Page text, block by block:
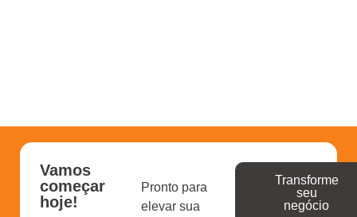
Vamos
começar
hoje!
Pronto para
elevar sua
Transforme
seu
negócio